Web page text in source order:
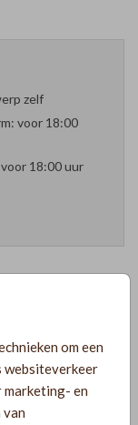
om een
websiteverkeer
marketing- en
van
zelf
voor 18:00
18:00 uur